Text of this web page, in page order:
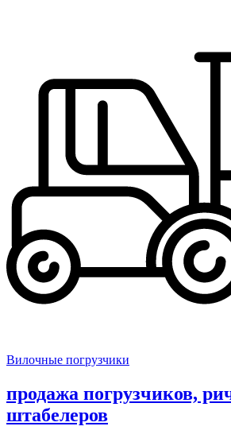
Вилочные погрузчики
продажа погрузчиков,
штабелеров